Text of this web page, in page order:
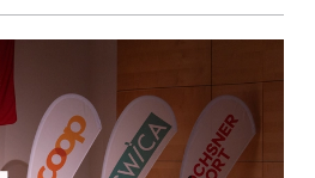
einhellig getragen